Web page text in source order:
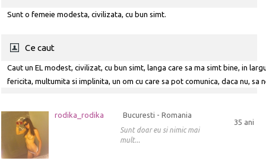
Sunt o femeie modesta, civilizata, cu bun simt.
Ce caut
Caut un EL modest, civilizat, cu bun simt, langa care sa ma simt bine, in
fericita, multumita si implinita, un om cu care sa pot comunica, daca nu, sa
rodika_rodika
35 ani
Bucuresti - Romania
Sunt doar eu si nimic mai
mult...